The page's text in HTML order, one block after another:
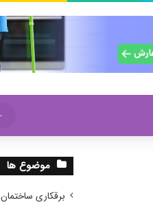
موضوع ها
برقکاری ساختمان